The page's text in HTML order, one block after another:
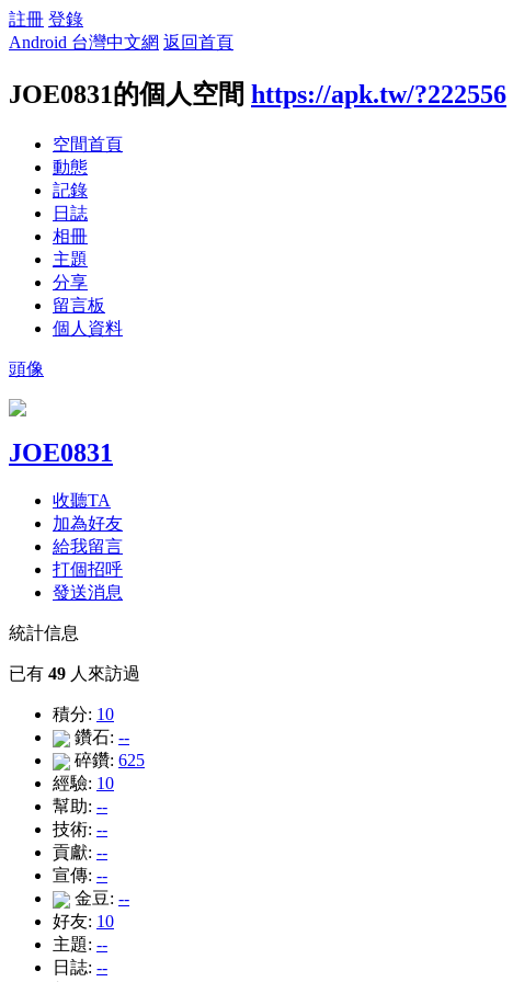
註冊 登錄
Android 台灣中文網 返回首頁
JOE0831的個人空間 https://apk.tw/?222556
空間首頁
動態
記錄
日誌
相冊
主題
分享
留言板
個人資料
頭像
JOE0831
收聽TA
加為好友
給我留言
打個招呼
發送消息
統計信息
已有 49 人來訪過
積分: 10
鑽石: --
碎鑽: 625
經驗: 10
幫助: --
技術: --
貢獻: --
宣傳: --
金豆: --
好友: 10
主題: --
日誌: --